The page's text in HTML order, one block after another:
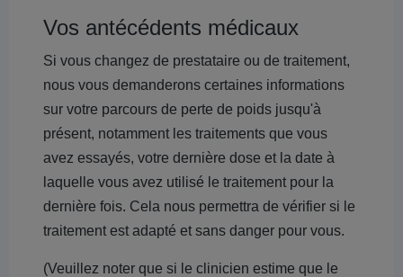
Vos antécédents médicaux
Si vous changez de prestataire ou de traitement,
nous vous demanderons certaines informations
sur votre parcours de perte de poids jusqu'à
présent, notamment les traitements que vous
avez essayés, votre dernière dose et la date à
laquelle vous avez utilisé le traitement pour la
dernière fois. Cela nous permettra de vérifier si le
traitement est adapté et sans danger pour vous.
(Veuillez noter que si le clinicien estime que le